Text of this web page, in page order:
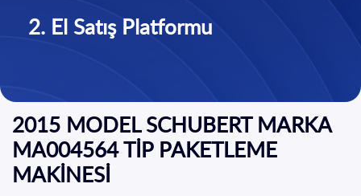
Ürünlerimiz
ve
Hizmetlerimiz
2. El Satış Platformu
2015 MODEL SCHUBERT MARKA
MA004564 TİP PAKETLEME
MAKİNESİ